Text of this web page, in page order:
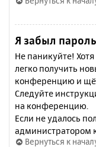
Я забыл
Не паникуйте!
легко получить
конференцию и
Следуйте
на конференцию.
Если не удалось
администратором
Вернуться к